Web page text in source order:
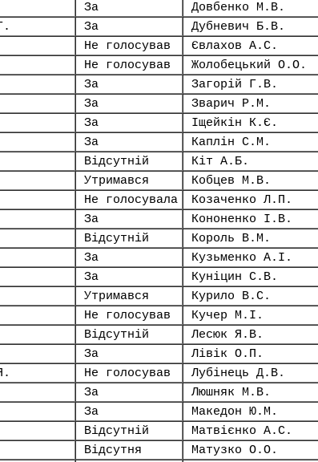
За Довбенко М.В.
За Дубневич Б.В.
Не голосував Євлахов А.С.
Не голосував Жолобецький О.О.
За Загорій Г.В.
За Зварич Р.М.
За Іщейкін К.Є.
За Каплін С.М.
Відсутній Кіт А.Б.
Утримався Кобцев М.В.
Не голосувала Козаченко Л.П.
За Кононенко І.В.
Відсутній Король В.М.
За Кузьменко А.І.
За Куніцин С.В.
Утримався Курило В.С.
Не голосував Кучер М.І.
Відсутній Лесюк Я.В.
За Лівік О.П.
Не голосував Лубінець Д.В.
За Люшняк М.В.
За Македон Ю.М.
Відсутній Матвієнко А.С.
Відсутня Матузко О.О.